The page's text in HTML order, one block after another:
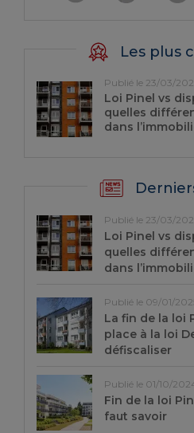
Les plus
Publié le 23/03/
Loi Pinel vs
quelles
dans
Publié le 23/03/
Loi Pinel vs
quelles
dans
Publié le 09/01/
La fin de la loi
place à la loi
défiscaliser
Publié le 01/10/
Fin de la loi
faut savoir